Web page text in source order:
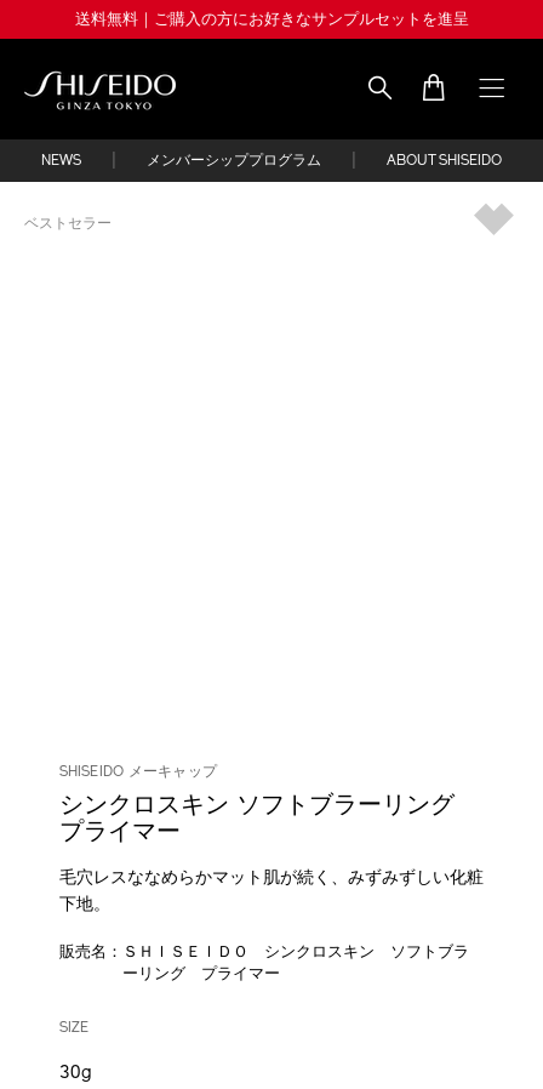
content
送料無料｜ご購入の方にお好きなサンプルセットを進呈
Shiseido
NEWS メンバーシッププログラム ABOUT SHISEIDO
ベストセラー
IMAGE
SHISEIDO メーキャップ
シンクロスキン ソフトブラーリング
プライマー
毛穴レスななめらかマット肌が続く、みずみずしい化粧
下地。
販売名：ＳＨＩＳＥＩＤＯ シンクロスキン ソフトブラ
ーリング プライマー
DETAILS
/shiseido-
skin-
商
番
VARIATIONS
SIZE
30g